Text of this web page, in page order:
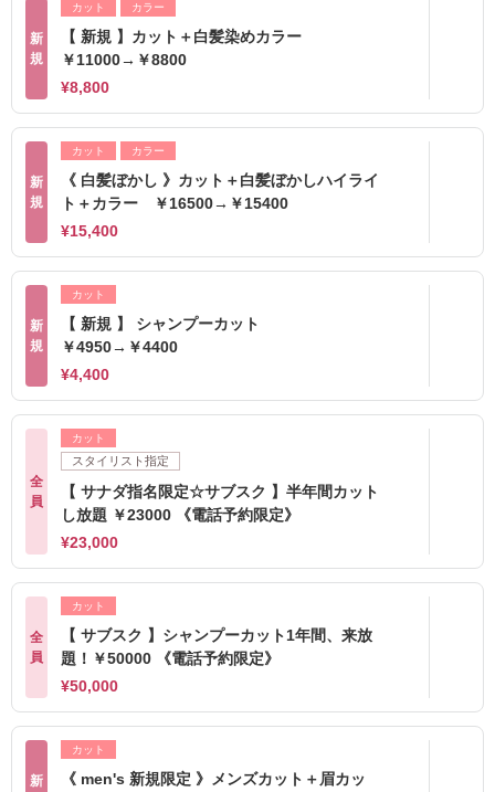
新
規
カット カラー
【 新規 】カット＋白髪染めカラー
￥11000→￥8800
¥8,800
新
規
カット カラー
《 白髪ぼかし 》カット＋白髪ぼかしハイライ
ト＋カラー ￥16500→￥15400
¥15,400
新
規
カット
【 新規 】 シャンプーカット
￥4950→￥4400
¥4,400
全
員
カット
スタイリスト指定
【 サナダ指名限定☆サブスク 】半年間カット
し放題 ￥23000 《電話予約限定》
¥23,000
全
員
カット
【 サブスク 】シャンプーカット1年間、来放
題！￥50000 《電話予約限定》
¥50,000
新
カット
《 men's 新規限定 》メンズカット＋眉カッ